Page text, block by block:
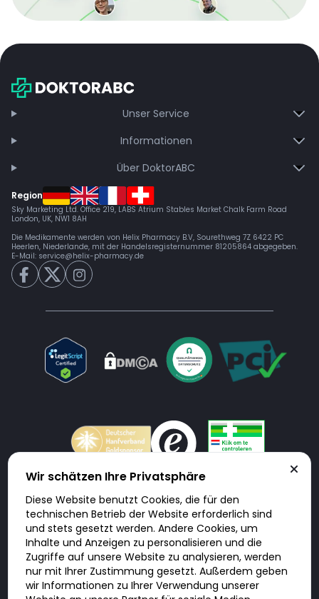
bei jeder Bestellung, erhalten schnelle Lieferung und
Unser Service
Informationen
Über DoktorABC
Region
Sky Marketing Ltd. Office 219, LABS Atrium Stables Market Chalk Farm Road
London, UK, NW1 8AH
Die Medikamente werden von Helix Pharmacy B.V, Sourethweg 7Z 6422 PC
Heerlen, Niederlande, mit der Handelsregisternummer 81205864 abgegeben.
E-Mail: service@helix-pharmacy.de
Doktorabc.com ist eine Vermittlungsplattform. Doktorabc ist ausdrücklich
keine Internetapotheke. Doktorabc bietet keine Medikamente oder
sonstige Produkte an oder liefert diese. Jegliche Informationen zu
Produkten, Medikamenten und Preisen auf der Internetseite beinhalten
kein Angebot von Doktorabc an Sie. Für die Einhaltung der in Ihrem Land
geltenden Gesetze und sonstigen Rechtsvorschriften sind Sie als Nutzer
selbst verantwortlich. Die Nutzung unseres Services auf Doktorabc durch
Sie erfolgt auf eigenes Risiko und in eigener Verantwortung. Sie erklären,
diese Internetseite aus eigener Initiative zu besuchen und zu nutzen.
Wir schätzen Ihre Privatsphäre
Diese Website benutzt Cookies, die für den
technischen Betrieb der Website erforderlich sind
und stets gesetzt werden. Andere Cookies, um
Inhalte und Anzeigen zu personalisieren und die
Zugriffe auf unsere Website zu analysieren, werden
nur mit Ihrer Zustimmung gesetzt. Außerdem geben
wir Informationen zu Ihrer Verwendung unserer